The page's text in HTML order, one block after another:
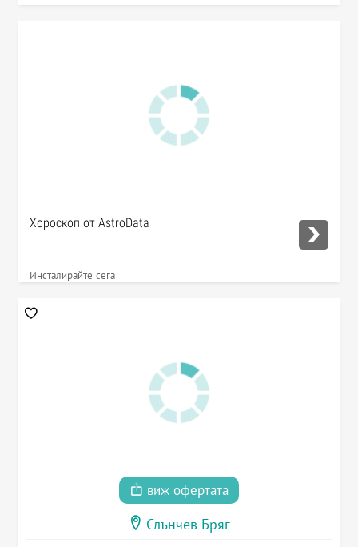
Хороскоп от AstroData
Инсталирайте сега
виж офертата
Слънчев Бряг